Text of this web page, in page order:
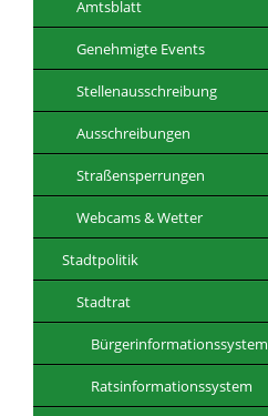
Amtsblatt
Genehmigte Events
Stellenausschreibung
Ausschreibungen
Straßensperrungen
Webcams & Wetter
Stadtpolitik
Stadtrat
Bürgerinformationssystem
Ratsinformationssystem